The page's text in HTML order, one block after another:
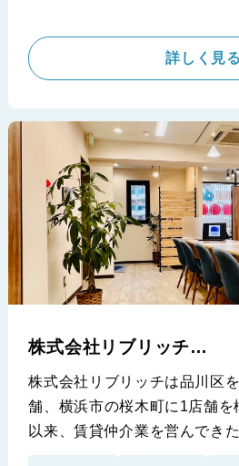
まで出ており、果たしてどうな
でiimonのサービスをご契約
に、業務は効率化され、反響
今回は新着などの物件
会社様には是非ご覧いただき
※賃貸のエスト JR茨木店 株式会社
様の導入事例です。
詳しく見る
株式会社リブリッチ
(いい部屋ネット 桜木町店 )
株式会社リブリッチは品川区
舗、横浜市の桜木町に1店舗
以来、賃貸仲介業を営んでき